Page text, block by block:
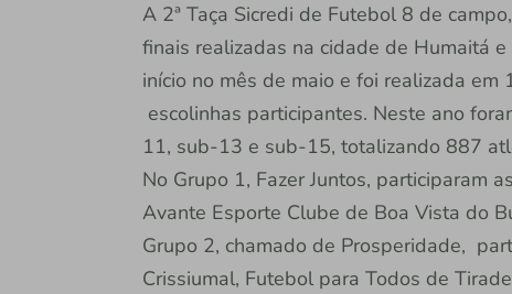
A 2ª Taça Sicredi de Futebol 8 de
finais realizadas na cidade de Humaitá
início no mês de maio e foi realizada
escolinhas participantes. Neste ano
11, sub-13 e sub-15, totalizando 887
No Grupo 1, Fazer Juntos, participaram
Avante Esporte Clube de Boa Vista do
Grupo 2, chamado de Prosperidade,
Crissiumal, Futebol para Todos de